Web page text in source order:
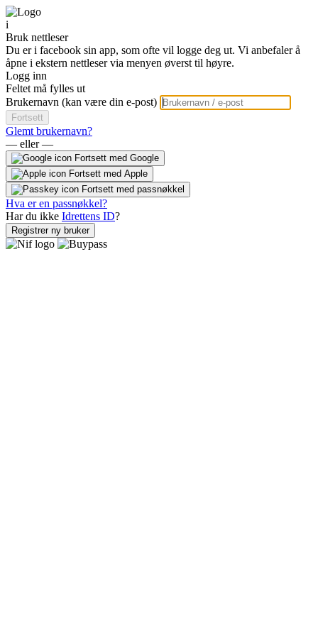
i
Bruk nettleser
Du er i facebook sin app, som ofte vil logge deg ut. Vi anbefaler å
åpne i ekstern nettleser via menyen øverst til høyre.
Logg inn
Feltet må fylles ut
Brukernavn (kan være din e-post)
Fortsett
Glemt brukernavn?
— eller —
Fortsett med Google
Fortsett med Apple
Fortsett med passnøkkel
Hva er en passnøkkel?
Har du ikke Idrettens ID?
Registrer ny bruker